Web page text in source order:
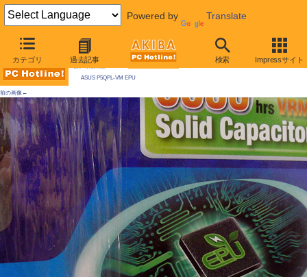
Powered by Translate
カテゴリ 過去記事 検索 Impressサイト
AKIBA PC Hotline! 2009年5月23日号
ASUS P5QPL-VM EPU
前の画像←